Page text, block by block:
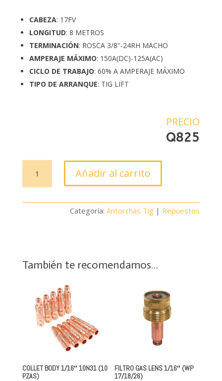
CABEZA: 17FV
LONGITUD: 8 METROS
TERMINACIÓN: ROSCA 3/8″-24RH MACHO
AMPERAJE MÁXIMO: 150A(DC)-125A(AC)
CICLO DE TRABAJO: 60% A AMPERAJE MÁXIMO
TIPO DE ARRANQUE: TIG LIFT
PRECIO
Q825
WP17FV
Añadir al carrito
Categoría:Antorchas Tig | Repuestos
También te recomendamos…
COLLET BODY 1/16″ 10N31 (10
PZAS)
FILTRO GAS LENS 1/16″ (WP
17/18/26)